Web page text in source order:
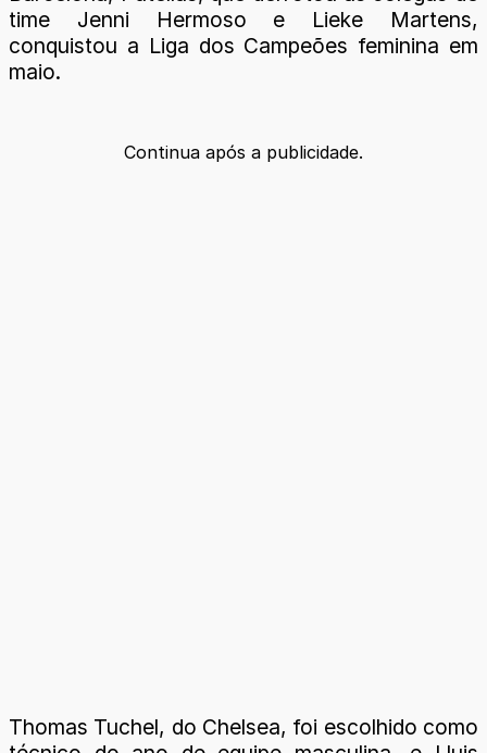
time Jenni Hermoso e Lieke Martens,
conquistou a Liga dos Campeões feminina em
maio.
Continua após a publicidade.
Thomas Tuchel, do Chelsea, foi escolhido como